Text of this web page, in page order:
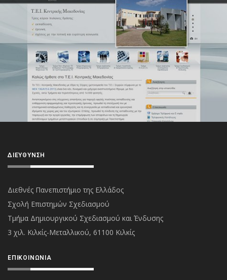
ΔΙΕΎΘΥΝΣΗ
Διεθνές Πανεπιστήμιο της Ελλάδος
Σχολή Επιστημών Σχεδιασμού
Τμήμα Δημιουργικού Σχεδιασμού και Ένδυσης
3 χιλ. Κιλκίς-Μεταλλικού, 61100 Κιλκίς
ΕΠΙΚΟΙΝΩΝΊΑ